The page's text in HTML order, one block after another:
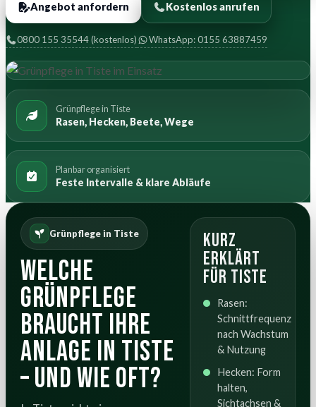
Angebot anfordern Kostenlos anrufen
0800 155 35544 (kostenlos) WhatsApp: 0155 63887459
Grünpflege in Tiste
Rasen, Hecken, Beete, Wege
Planbar organisiert
Feste Intervalle & klare Abläufe
Grünpflege in Tiste
Welche
Grünpflege
braucht Ihre
Anlage in Tiste
– und wie oft?
Kurz
erklärt
für Tiste
Rasen:
Schnittfrequenz
nach Wachstum
& Nutzung
Hecken: Form
halten,
Sichtachsen &